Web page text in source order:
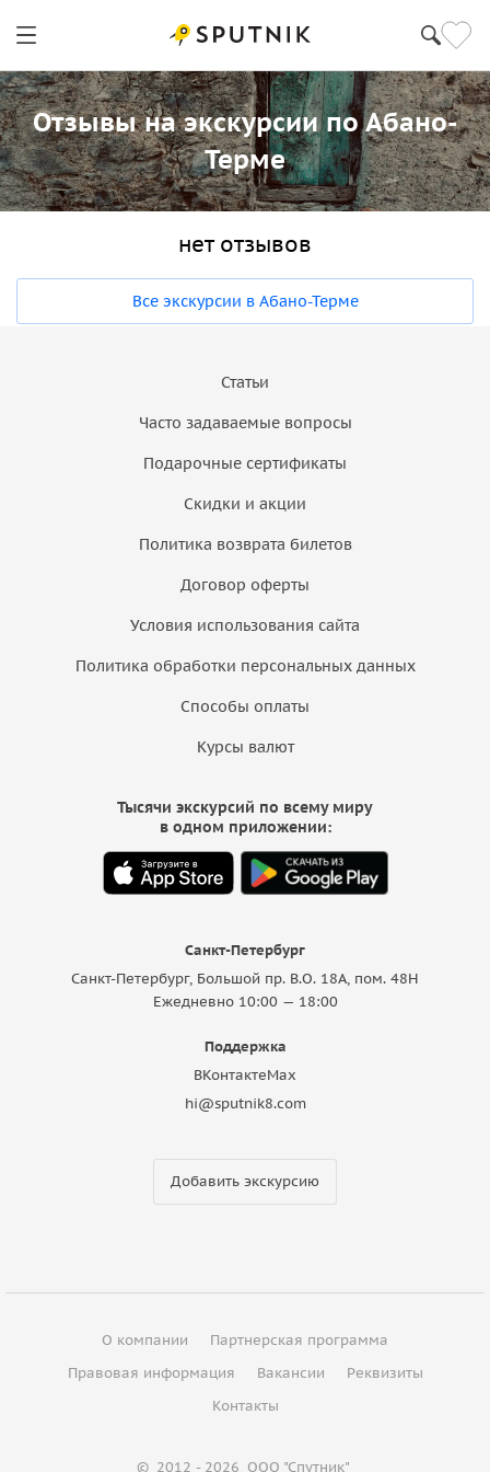
Отзывы на экскурсии по Абано-
Терме
нет отзывов
Все экскурсии в Абано-Терме
Статьи
Часто задаваемые вопросы
Подарочные сертификаты
Скидки и акции
Политика возврата билетов
Договор оферты
Условия использования сайта
Политика обработки персональных данных
Способы оплаты
Курсы валют
Санкт-Петербург
Санкт-Петербург, Большой пр. В.О. 18A, пом. 48Н
Ежедневно 10:00 — 18:00
Поддержка
ВКонтактеMax
hi@sputnik8.com
Добавить экскурсию
Тысячи экскурсий по всему миру
в одном приложении:
О компании
Партнерская программа
Правовая информация
Вакансии
Реквизиты
Контакты
© 2012 - 2026 ООО "Спутник"